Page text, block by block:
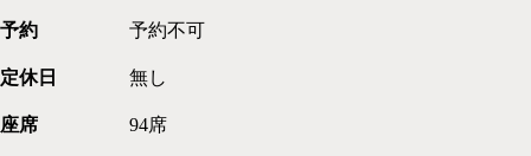
予約 予約不可
定休日 無し
座席 94席